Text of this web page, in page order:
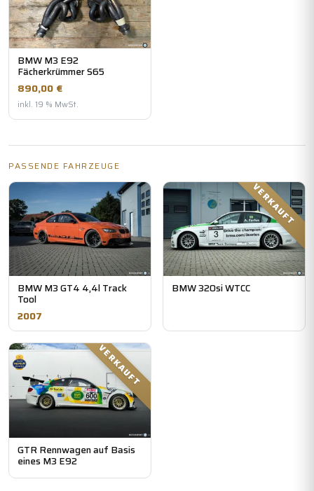
BMW M3 E92
Fächerkrümmer S65
890,00 €
inkl. 19 % MwSt.
PASSENDE FAHRZEUGE
BMW M3 GT4 4,4l Track
Tool
2007
VERKAUFT
BMW 320si WTCC
VERKAUFT
GTR Rennwagen auf Basis
eines M3 E92